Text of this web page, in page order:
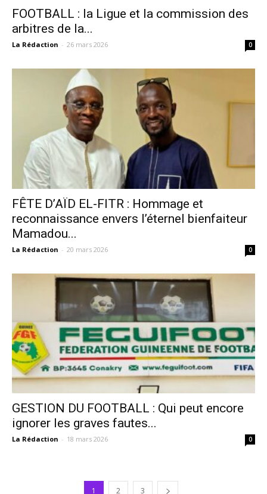
FOOTBALL : la Ligue et la commission des
arbitres de la...
La Rédaction - 26 mars 2026 0
FÊTE D’AÏD EL-FITR : Hommage et
reconnaissance envers l’éternel bienfaiteur
Mamadou...
La Rédaction - 20 mars 2026 0
GESTION DU FOOTBALL : Qui peut encore
ignorer les graves fautes...
La Rédaction - 18 mars 2026 0
1 2 3